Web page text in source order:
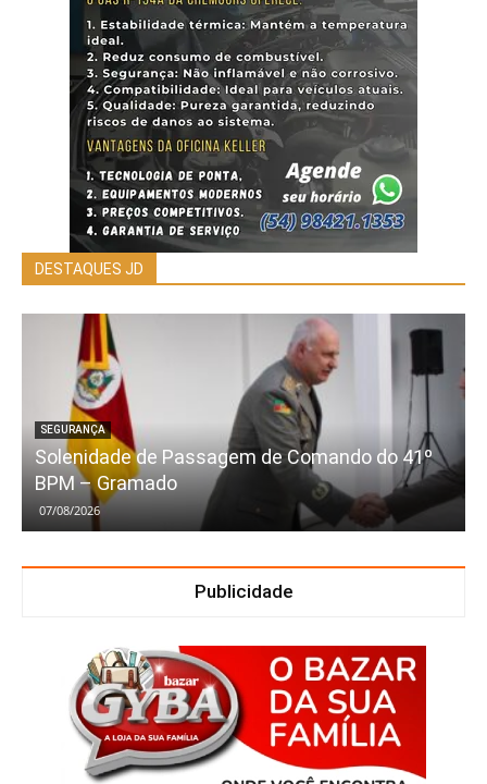
DESTAQUES JD
SEGURANÇA
Solenidade de Passagem de Comando do 41º
BPM – Gramado
07/08/2026
Publicidade